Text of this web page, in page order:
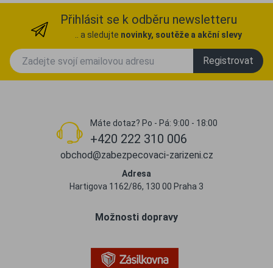
Přihlásit se k odběru newsletteru
.. a sledujte novinky, soutěže a akční slevy
Registrovat
Máte dotaz? Po - Pá: 9:00 - 18:00
+420 222 310 006
obchod@zabezpecovaci-zarizeni.cz
Adresa
Hartigova 1162/86, 130 00 Praha 3
Možnosti dopravy